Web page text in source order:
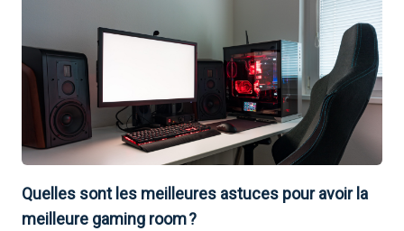
Quelles sont les meilleures astuces pour avoir la
meilleure gaming room ?